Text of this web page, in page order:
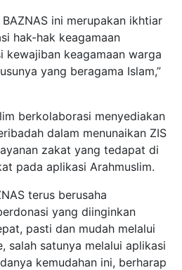
ini merupakan ikhtiar
hak-hak keagamaan
kewajiban keagamaan warga
yang beragama Islam,”
berkolaborasi menyediakan
dalam menunaikan ZIS
zakat yang tedapat di
pada aplikasi Arahmuslim.
terus berusaha
yang diinginkan
pasti dan mudah melalui
salah satunya melalui aplikasi
kemudahan ini, berharap